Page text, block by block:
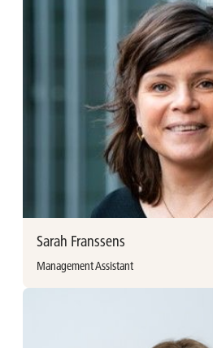
Ann Frans vervoegde Ackermans &
HR Assistent. Ann werkte voordien
HR officer en 4 jaar als operationeel
Sarah Franssens
Management Assistant